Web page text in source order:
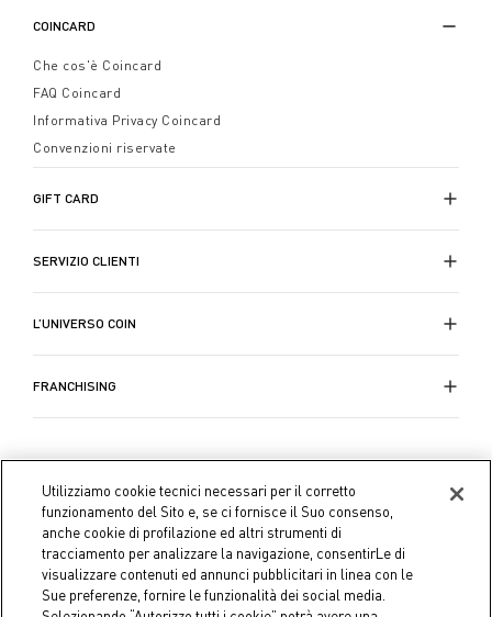
COINCARD
Che cos'è Coincard
FAQ Coincard
Informativa Privacy Coincard
Convenzioni riservate
GIFT CARD
SERVIZIO CLIENTI
L’UNIVERSO COIN
FRANCHISING
Utilizziamo cookie tecnici necessari per il corretto
funzionamento del Sito e, se ci fornisce il Suo consenso,
anche cookie di profilazione ed altri strumenti di
tracciamento per analizzare la navigazione, consentirLe di
visualizzare contenuti ed annunci pubblicitari in linea con le
Sue preferenze, fornire le funzionalità dei social media.